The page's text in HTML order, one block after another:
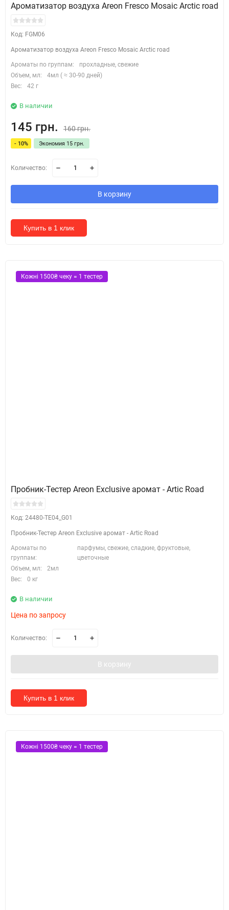
Ароматизатор воздуха Areon Fresco Mosaic Arctic road
Код: FGM06
Ароматизатор воздуха Areon Fresco Mosaic Arctic road
Ароматы по группам:
прохладные, свежие
Объем, мл:
4мл ( ≈ 30-90 дней)
Вес:
42 г
В наличии
145 грн. 160 грн.
- 10% Экономия 15 грн.
Количество:
В корзину
Купить в 1 клик
Кожні 1500₴ чеку = 1 тестер
Пробник-Тестер Areon Exclusive аромат - Artic Road
Код: 24480-TE04_G01
Пробник-Тестер Areon Exclusive аромат - Artic Road
Ароматы по
группам:
парфумы, свежие, сладкие, фруктовые,
цветочные
Объем, мл:
2мл
Вес:
0 кг
В наличии
Цена по запросу
Количество:
В корзину
Купить в 1 клик
Кожні 1500₴ чеку = 1 тестер